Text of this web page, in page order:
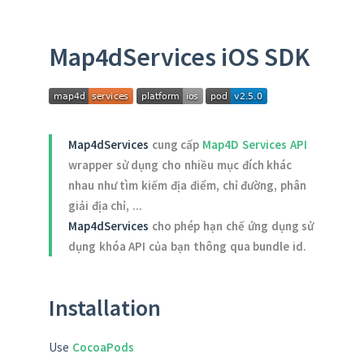
Map4dServices iOS SDK
Map4dServices cung cấp Map4D Services API
wrapper sử dụng cho nhiều mục đích khác
nhau như tìm kiếm địa điểm, chỉ đường, phân
giải địa chỉ, ...
Map4dServices cho phép hạn chế ứng dụng sử
dụng khóa API của bạn thông qua bundle id.
Installation
Use CocoaPods